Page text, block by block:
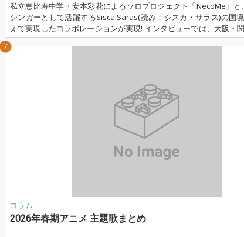
私立恵比寿中学・安本彩花によるソロプロジェクト「NecoMe」と
シンガーとして活躍するSisca Saras(読み：シスカ・サラス)の国
えて実現したコラボレーションが実現! インタビューでは、大阪・
っかけに始まった交流から、音楽プロデューサーのF4dli(読み：フ
ンドネシアでのコライト制作秘話など、たっぷりと語ってもらいま
7
コラム
2026年春期アニメ 主題歌まとめ